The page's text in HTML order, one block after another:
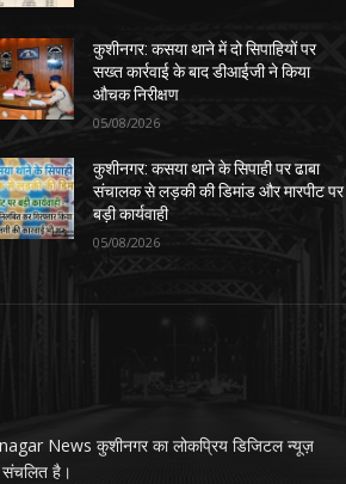
कुशीनगर: कसया थाने में दो सिपाहियों पर
सख्त कार्रवाई के बाद डीआईजी ने किया
औचक निरीक्षण
05/08/2026
कुशीनगर: कसया थाने के सिपाही पर ढाबा
संचालक से लड़की की डिमांड और मारपीट पर
बड़ी कार्यवाही
05/08/2026
News कुशीनगर का लोकप्रिय डिजिटल न्यूज़
संचलित है।